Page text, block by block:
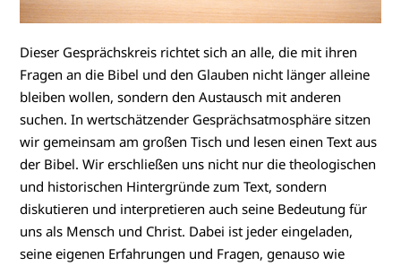
Dieser Gesprächskreis richtet sich an alle, die mit ihren
Fragen an die Bibel und den Glauben nicht länger alleine
bleiben wollen, sondern den Austausch mit anderen
suchen. In wertschätzender Gesprächsatmosphäre sitzen
wir gemeinsam am großen Tisch und lesen einen Text aus
der Bibel. Wir erschließen uns nicht nur die theologischen
und historischen Hintergründe zum Text, sondern
diskutieren und interpretieren auch seine Bedeutung für
uns als Mensch und Christ. Dabei ist jeder eingeladen,
seine eigenen Erfahrungen und Fragen, genauso wie